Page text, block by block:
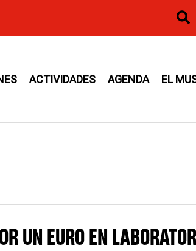
ACTIVIDADES AGENDA EL
UN EURO EN